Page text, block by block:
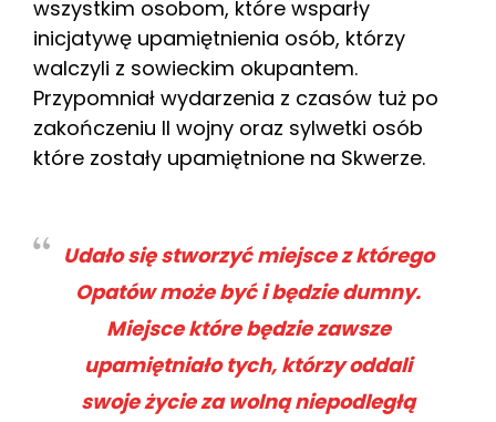
wszystkim osobom, które wsparły
inicjatywę upamiętnienia osób, którzy
walczyli z sowieckim okupantem.
Przypomniał wydarzenia z czasów tuż po
zakończeniu II wojny oraz sylwetki osób
które zostały upamiętnione na Skwerze.
Udało się stworzyć miejsce z którego
Opatów może być i będzie dumny.
Miejsce które będzie zawsze
upamiętniało tych, którzy oddali
swoje życie za wolną niepodległą